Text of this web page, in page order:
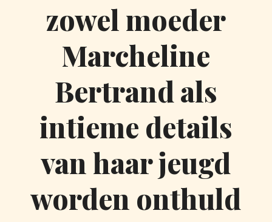
zowel moeder
Marcheline
Bertrand als
intieme details
van haar jeugd
worden onthuld